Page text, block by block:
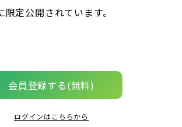
定公開されています。
会員登録する(無料)
ログインはこちらから